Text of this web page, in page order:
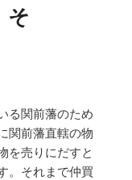
る関前藩のため
関前藩直轄の物
を売りにだすと
。それまで仲買